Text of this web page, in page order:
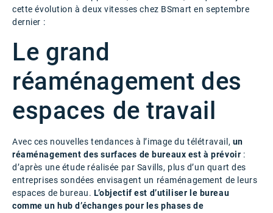
cette évolution à deux vitesses chez BSmart en septembre
dernier :
Le grand
réaménagement des
espaces de travail
Avec ces nouvelles tendances à l’image du télétravail, un
réaménagement des surfaces de bureaux est à prévoir :
d’après une étude réalisée par Savills, plus d’un quart des
entreprises sondées envisagent un réaménagement de leurs
espaces de bureau. L’objectif est d’utiliser le bureau
comme un hub d’échanges pour les phases de